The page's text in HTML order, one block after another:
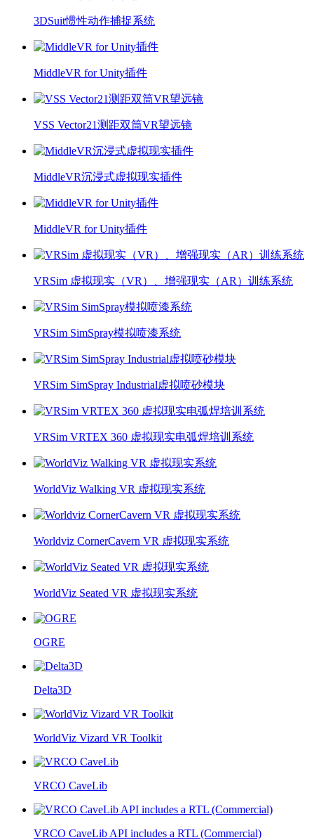
3DSuit惯性动作捕捉系统
MiddleVR for Unity插件
VSS Vector21测距双筒VR望远镜
MiddleVR沉浸式虚拟现实插件
MiddleVR for Unity插件
VRSim 虚拟现实（VR）、增强现实（AR）训练系统
VRSim SimSpray模拟喷漆系统
VRSim SimSpray Industrial虚拟喷砂模块
VRSim VRTEX 360 虚拟现实电弧焊培训系统
WorldViz Walking VR 虚拟现实系统
Worldviz CornerCavern VR 虚拟现实系统
WorldViz Seated VR 虚拟现实系统
OGRE
Delta3D
WorldViz Vizard VR Toolkit
VRCO CaveLib
VRCO CaveLib API includes a RTL (Commercial)